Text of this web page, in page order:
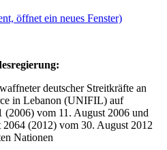
öffnet ein neues Fenster)
deutscher Streitkräfte an
in Lebanon (UNIFIL) auf
(2006) vom 11. August 2006 und
(2012) vom 30. August 2012
Nationen